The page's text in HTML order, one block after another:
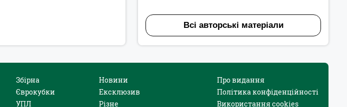
Всі авторські матеріали
Збірна
Єврокубки
УПЛ
Новини
Ексклюзив
Різне
Про видання
Політика конфіденційності
Використання cookies